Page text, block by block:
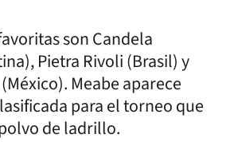
son Candela
Pietra Rivoli (Brasil) y
Meabe aparece
para el torneo que
de ladrillo.